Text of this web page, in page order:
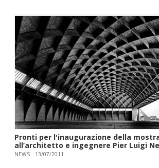
Pronti per l'inaugurazione della
all’architetto e ingegnere Pier Luigi
NEWS 13/07/2011